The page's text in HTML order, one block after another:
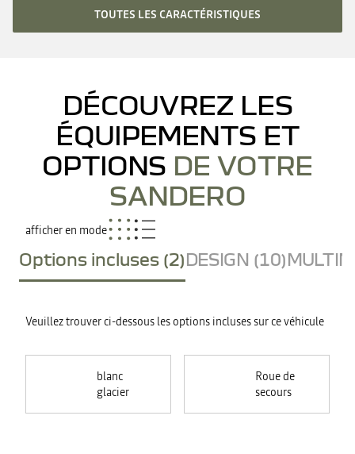
TOUTES LES CARACTÉRISTIQUES
DÉCOUVREZ LES
ÉQUIPEMENTS ET
OPTIONS DE VOTRE
SANDERO
afficher en mode
Options incluses (2)DESIGN (10)
Veuillez trouver ci-dessous les options incluses sur ce véhicule
blanc
glacier
Roue de
secours